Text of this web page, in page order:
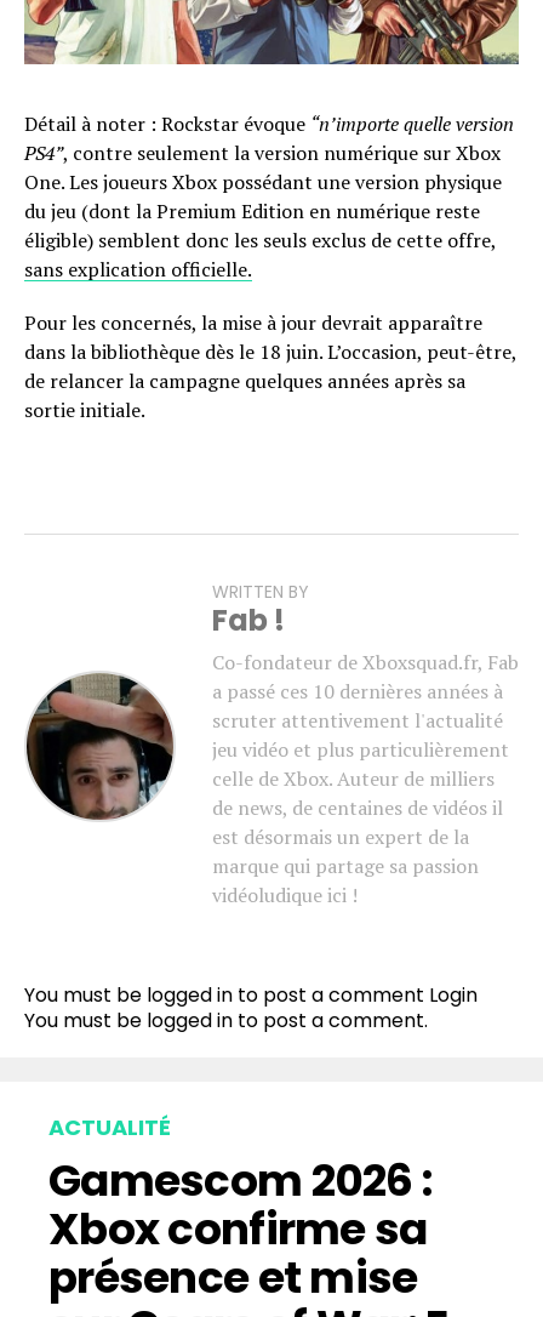
Détail à noter : Rockstar évoque “n’importe quelle version
PS4”, contre seulement la version numérique sur Xbox
One. Les joueurs Xbox possédant une version physique
du jeu (dont la Premium Edition en numérique reste
éligible) semblent donc les seuls exclus de cette offre,
sans explication officielle.
Pour les concernés, la mise à jour devrait apparaître
dans la bibliothèque dès le 18 juin. L’occasion, peut-être,
de relancer la campagne quelques années après sa
sortie initiale.
WRITTEN BY
Fab !
Co-fondateur de Xboxsquad.fr, Fab
a passé ces 10 dernières années à
scruter attentivement l'actualité
jeu vidéo et plus particulièrement
celle de Xbox. Auteur de milliers
de news, de centaines de vidéos il
est désormais un expert de la
marque qui partage sa passion
vidéoludique ici !
You must be logged in to post a comment Login
You must be logged in to post a comment.
ACTUALITÉ
Gamescom 2026 :
Xbox confirme sa
présence et mise